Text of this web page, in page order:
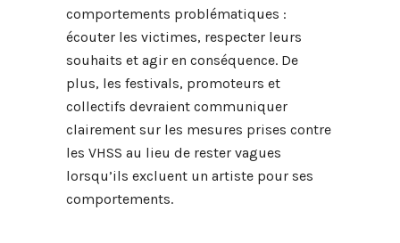
comportements problématiques :
écouter les victimes, respecter leurs
souhaits et agir en conséquence. De
plus, les festivals, promoteurs et
collectifs devraient communiquer
clairement sur les mesures prises contre
les VHSS au lieu de rester vagues
lorsqu’ils excluent un artiste pour ses
comportements.